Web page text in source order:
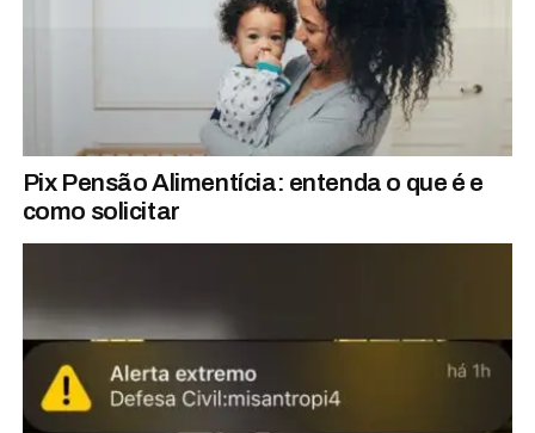
Pix Pensão Alimentícia: entenda o que é e
como solicitar